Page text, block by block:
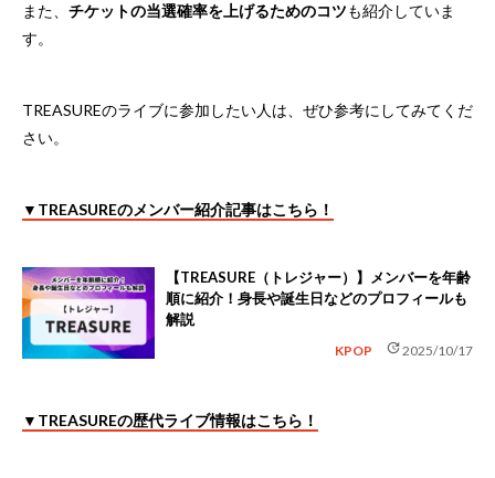
また、 チケットの当選確率を上げるためのコツも紹介していま
す。
TREASUREのライブに参加したい人は、ぜひ参考にしてみてくだ
さい。
▼TREASUREのメンバー紹介記事はこちら！
【TREASURE（トレジャー）】メンバーを年齢
順に紹介！身長や誕生日などのプロフィールも
解説
KPOP update2025/10/17
▼TREASUREの歴代ライブ情報はこちら！